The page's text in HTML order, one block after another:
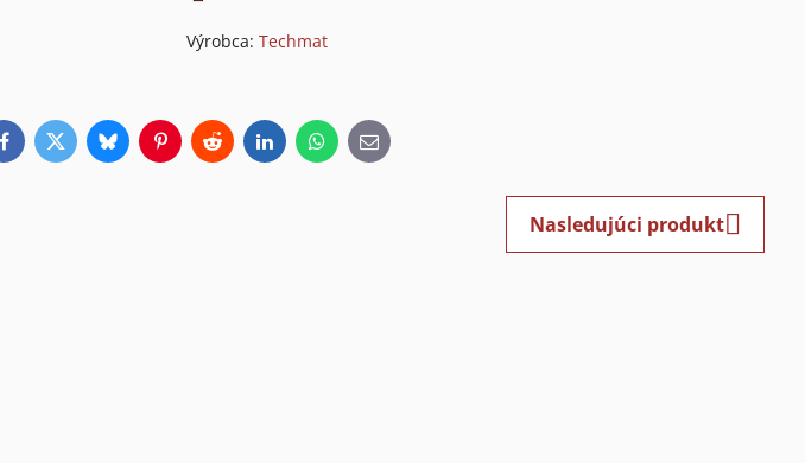
Výrobca:Techmat
FacebookTwitterBlueskyPinterestRedditLinkedInWhatsApp
E-
mail
Nasledujúci produkt